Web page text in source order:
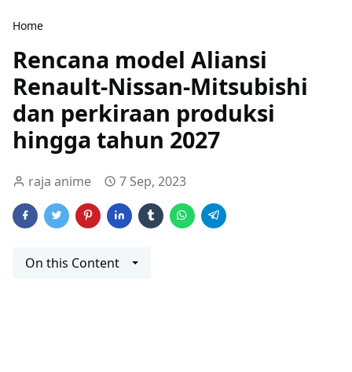
Home
Rencana model Aliansi
Renault-Nissan-Mitsubishi
dan perkiraan produksi
hingga tahun 2027
raja anime 7 Sep, 2023
On this Content